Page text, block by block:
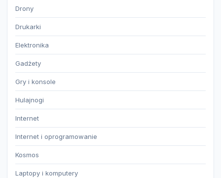
Drony
Drukarki
Elektronika
Gadżety
Gry i konsole
Hulajnogi
Internet
Internet i oprogramowanie
Kosmos
Laptopy i komputery